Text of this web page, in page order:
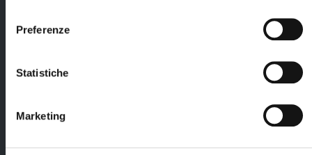
Preferenze
Statistiche
Marketing
prescelta, inclusa
(bevande
escluse);
reindeer camp
viaggiatori
guide locali parlanti
inglese (durata 3
persone/motoslitta);